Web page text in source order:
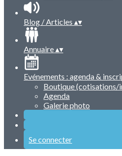
Blog / Articles ▴▾
Annuaire▴▾
Evénements : agenda &
Boutique (cotisations/
Agenda
Galerie photo
Se connecter